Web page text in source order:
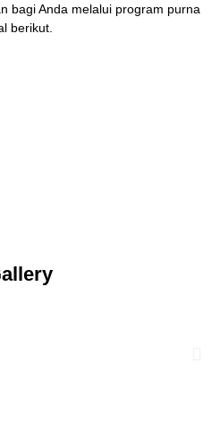
bagi Anda melalui program purna
berikut.